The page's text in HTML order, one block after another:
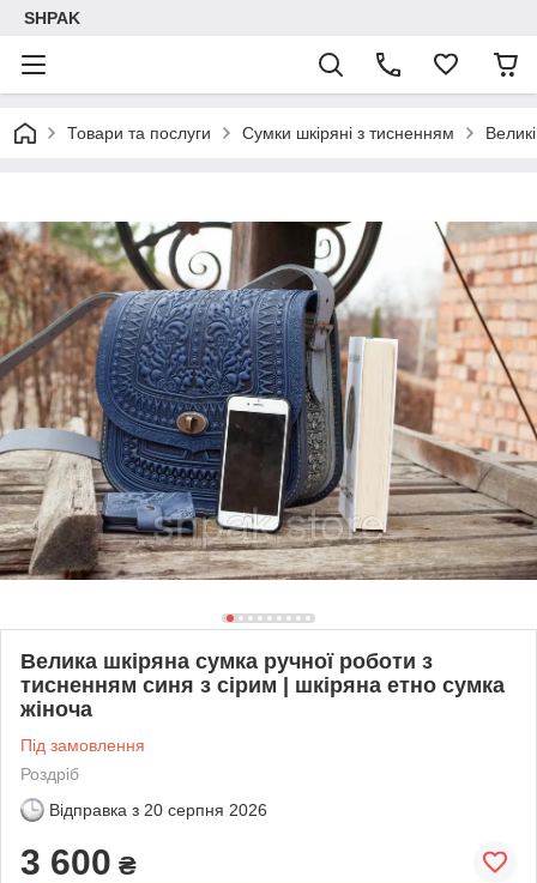
SHPAK
Товари та послуги Сумки шкіряні з тисненням
Велика шкіряна сумка ручної роботи з
тисненням синя з сірим | шкіряна етно сумка
жіноча
Під замовлення
Роздріб
Відправка з 20 серпня 2026
3 600 ₴